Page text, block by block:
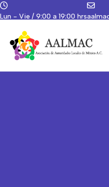
Lun - Vie / 9:00 a 19:00 hrs